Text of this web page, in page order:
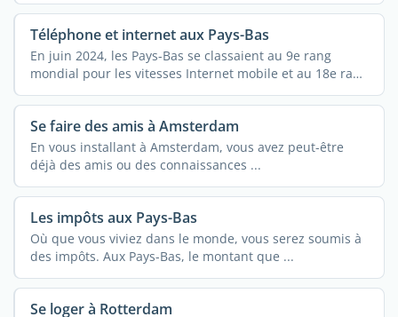
Téléphone et internet aux Pays-Bas
En juin 2024, les Pays-Bas se classaient au 9e rang
mondial pour les vitesses Internet mobile et au 18e rang
...
Se faire des amis à Amsterdam
En vous installant à Amsterdam, vous avez peut-être
déjà des amis ou des connaissances ...
Les impôts aux Pays-Bas
Où que vous viviez dans le monde, vous serez soumis à
des impôts. Aux Pays-Bas, le montant que ...
Se loger à Rotterdam